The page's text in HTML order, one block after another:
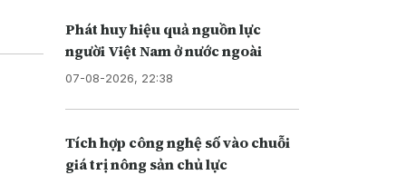
Phát huy hiệu quả nguồn lực
người Việt Nam ở nước ngoài
07-08-2026, 22:38
Tích hợp công nghệ số vào chuỗi
giá trị nông sản chủ lực